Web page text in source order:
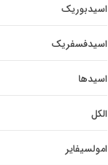
اسیدبوریک
اسیدفسفریک
اسیدها
الکل
امولسیفایر